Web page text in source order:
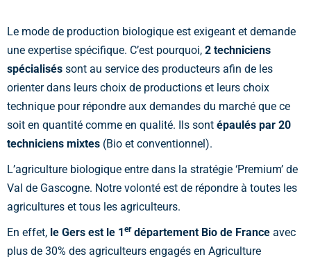
Le mode de production biologique est exigeant et demande
une expertise spécifique. C’est pourquoi, 2 techniciens
spécialisés sont au service des producteurs afin de les
orienter dans leurs choix de productions et leurs choix
technique pour répondre aux demandes du marché que ce
soit en quantité comme en qualité. Ils sont épaulés par 20
techniciens mixtes (Bio et conventionnel).
L’agriculture biologique entre dans la stratégie ‘Premium’ de
Val de Gascogne. Notre volonté est de répondre à toutes les
agricultures et tous les agriculteurs.
En effet, le Gers est le 1 erdépartement Bio de France avec
plus de 30% des agriculteurs engagés en Agriculture